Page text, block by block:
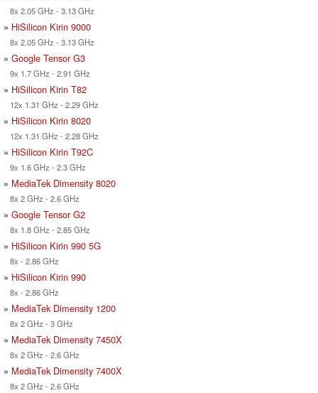
8x 2.05 GHz - 3.13 GHz
» HiSilicon Kirin 9000
8x 2.05 GHz - 3.13 GHz
» Google Tensor G3
9x 1.7 GHz - 2.91 GHz
» HiSilicon Kirin T82
12x 1.31 GHz - 2.29 GHz
» HiSilicon Kirin 8020
12x 1.31 GHz - 2.28 GHz
» HiSilicon Kirin T92C
9x 1.6 GHz - 2.3 GHz
» MediaTek Dimensity 8020
8x 2 GHz - 2.6 GHz
» Google Tensor G2
8x 1.8 GHz - 2.85 GHz
» HiSilicon Kirin 990 5G
8x - 2.86 GHz
» HiSilicon Kirin 990
8x - 2.86 GHz
» MediaTek Dimensity 1200
8x 2 GHz - 3 GHz
» MediaTek Dimensity 7450X
8x 2 GHz - 2.6 GHz
» MediaTek Dimensity 7400X
8x 2 GHz - 2.6 GHz